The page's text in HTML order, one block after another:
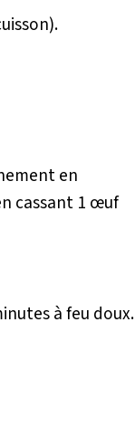
en
cassant 1 œuf
à feu doux.